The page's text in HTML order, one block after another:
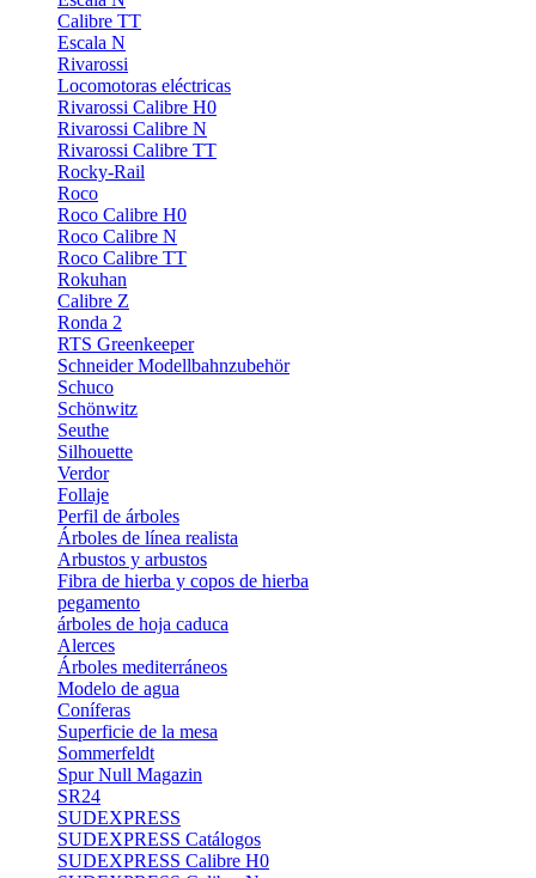
Calibre TT
Escala N
Rivarossi
Locomotoras eléctricas
Rivarossi Calibre H0
Rivarossi Calibre N
Rivarossi Calibre TT
Rocky-Rail
Roco
Roco Calibre H0
Roco Calibre N
Roco Calibre TT
Rokuhan
Calibre Z
Ronda 2
RTS Greenkeeper
Schneider Modellbahnzubehör
Schuco
Schönwitz
Seuthe
Silhouette
Verdor
Follaje
Perfil de árboles
Árboles de línea realista
Arbustos y arbustos
Fibra de hierba y copos de hierba
pegamento
árboles de hoja caduca
Alerces
Árboles mediterráneos
Modelo de agua
Coníferas
Superficie de la mesa
Sommerfeldt
Spur Null Magazin
SR24
SUDEXPRESS
SUDEXPRESS Catálogos
SUDEXPRESS Calibre H0